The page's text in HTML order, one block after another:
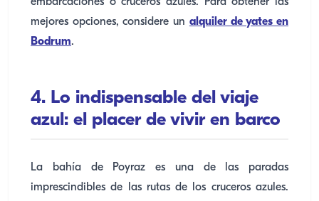
mejores opciones, considere un alquiler de yates en
Bodrum.
4. Lo indispensable del viaje
azul: el placer de vivir en barco
La bahía de Poyraz es una de las paradas
imprescindibles de las rutas de los cruceros azules.